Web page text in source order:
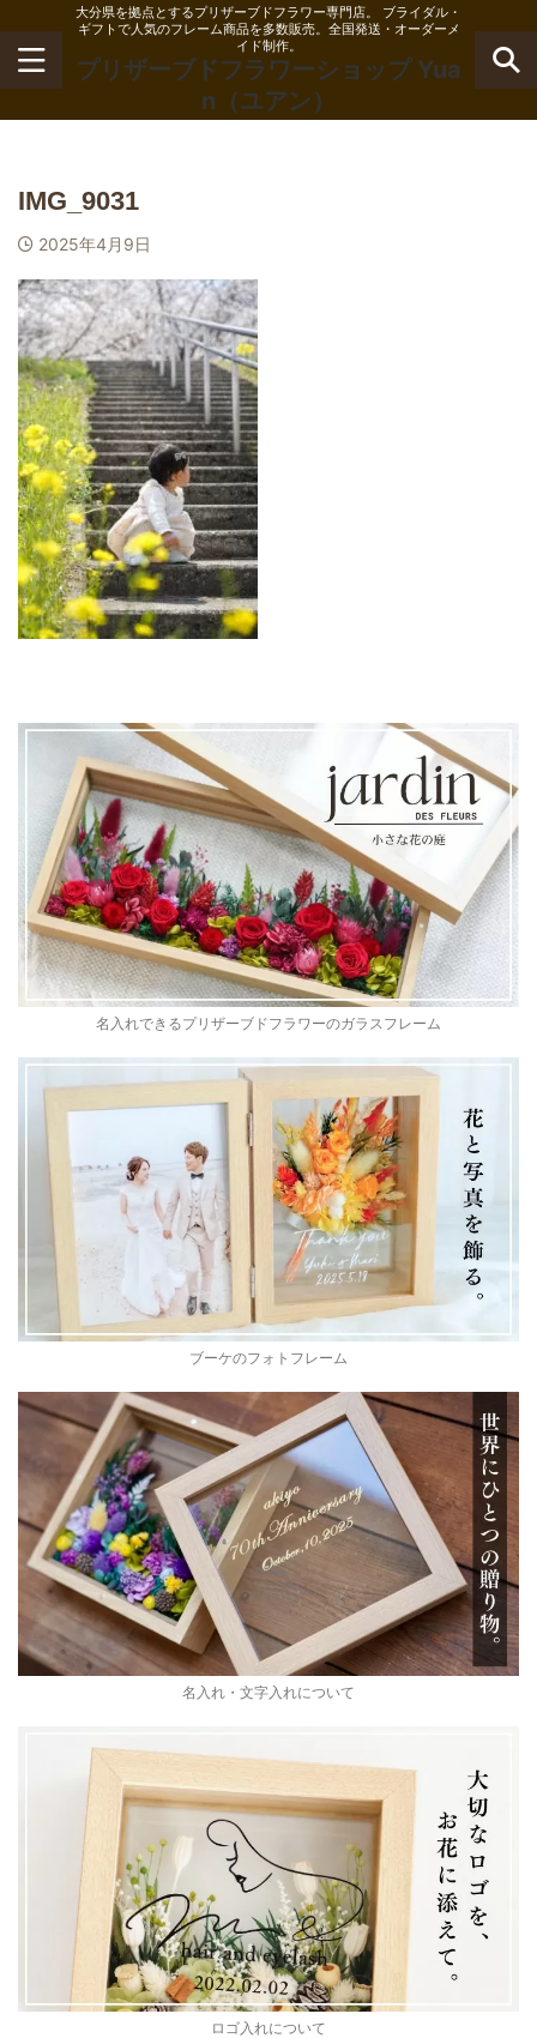
大分県を拠点とするプリザーブドフラワー専門店。 ブライダル・
ギフトで人気のフレーム商品を多数販売。全国発送・オーダーメ
イド制作。
プリザーブドフラワーショップ Yua
n（ユアン）
IMG_9031
2025年4月9日
名入れできるプリザーブドフラワーのガラスフレーム
ブーケのフォトフレーム
名入れ・文字入れについて
ロゴ入れについて